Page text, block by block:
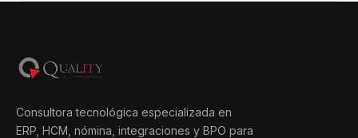
Consultora tecnológica especializada en
ERP, HCM, nómina, integraciones y BPO para